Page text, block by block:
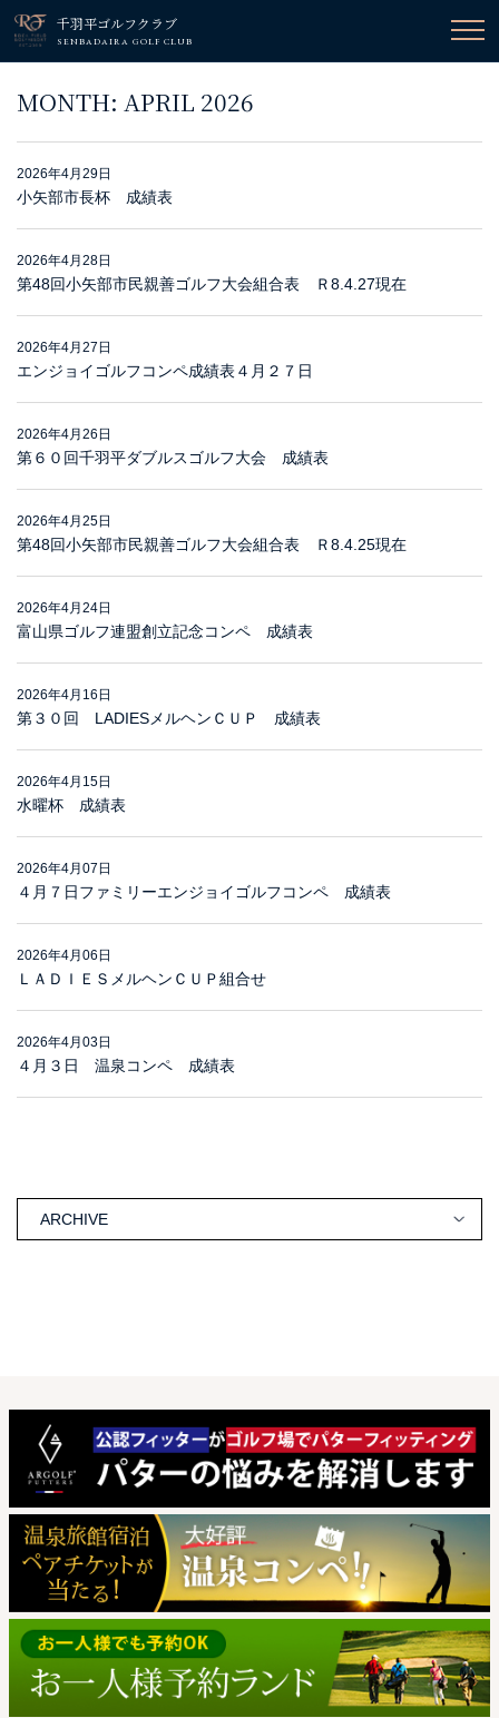
千羽平ゴルフクラブ
SENBADAIRA GOLF CLUB
MONTH: APRIL 2026
2026年4月29日
小矢部市長杯 成績表
2026年4月28日
第48回小矢部市民親善ゴルフ大会組合表 Ｒ8.4.27現在
2026年4月27日
エンジョイゴルフコンペ成績表４月２７日
2026年4月26日
第６０回千羽平ダブルスゴルフ大会 成績表
2026年4月25日
第48回小矢部市民親善ゴルフ大会組合表 Ｒ8.4.25現在
2026年4月24日
富山県ゴルフ連盟創立記念コンペ 成績表
2026年4月16日
第３０回 LADIESメルヘンＣＵＰ 成績表
2026年4月15日
水曜杯 成績表
2026年4月07日
４月７日ファミリーエンジョイゴルフコンペ 成績表
2026年4月06日
ＬＡＤＩＥＳメルヘンＣＵＰ組合せ
2026年4月03日
４月３日 温泉コンペ 成績表
ARCHIVE